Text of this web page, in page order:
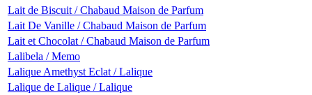
Lait de Biscuit / Chabaud Maison de Parfum
Lait De Vanille / Chabaud Maison de Parfum
Lait et Chocolat / Chabaud Maison de Parfum
Lalibela / Memo
Lalique Amethyst Eclat / Lalique
Lalique de Lalique / Lalique